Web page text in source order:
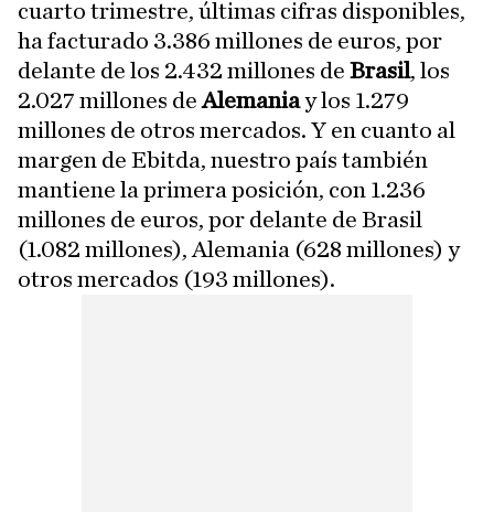
cuarto trimestre, últimas cifras disponibles,
ha facturado 3.386 millones de euros, por
delante de los 2.432 millones de Brasil, los
2.027 millones deAlemaniay los 1.279
millones de otros mercados. Y en cuanto al
margen de Ebitda, nuestro país también
mantiene la primera posición, con 1.236
millones de euros, por delante de Brasil
(1.082 millones), Alemania (628 millones) y
otros mercados (193 millones).